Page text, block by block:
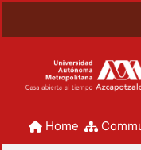
Home